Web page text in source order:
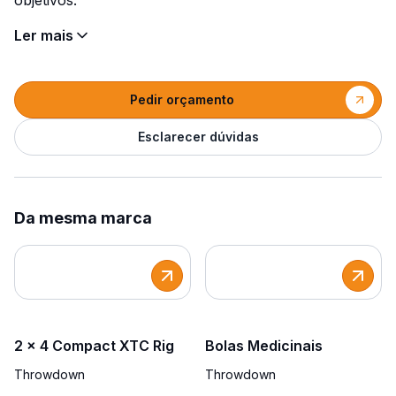
Ler mais
Pedir orçamento
Esclarecer dúvidas
Da mesma marca
2 x 4 Compact XTC Rig
Throwdown
Bolas Medicinais
Throwdown